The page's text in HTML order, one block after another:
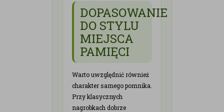
DOPASOWANIE
DO STYLU
MIEJSCA
PAMIĘCI
Warto uwzględnić również
charakter samego pomnika.
Przy klasycznych
nagrobkach dobrze